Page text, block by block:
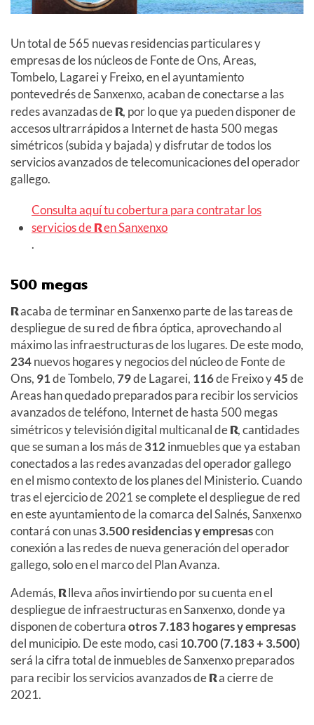
Un total de 565 nuevas residencias particulares y
empresas de los núcleos de Fonte de Ons, Areas,
Tombelo, Lagarei y Freixo, en el ayuntamiento
pontevedrés de Sanxenxo, acaban de conectarse a las
redes avanzadas deR, por lo que ya pueden disponer de
accesos ultrarrápidos a Internet de hasta 500 megas
simétricos (subida y bajada) y disfrutar de todos los
servicios avanzados de telecomunicaciones del operador
gallego.
Consulta aquí tu cobertura para contratar los
servicios deRen Sanxenxo
.
500 megas
Racaba de terminar en Sanxenxo parte de las tareas de
despliegue de su red de fibra óptica, aprovechando al
máximo las infraestructuras de los lugares. De este modo,
234nuevos hogares y negocios del núcleo de Fonte de
Ons, 91de Tombelo,79de Lagarei, 116de Freixo y45de
Areas han quedado preparados para recibir los servicios
avanzados de teléfono, Internet de hasta 500 megas
simétricos y televisión digital multicanal deR, cantidades
que se suman a los más de312 inmuebles que ya estaban
conectados a las redes avanzadas del operador gallego
en el mismo contexto de los planes del Ministerio. Cuando
tras el ejercicio de 2021 se complete el despliegue de red
en este ayuntamiento de la comarca del Salnés, Sanxenxo
contará con unas3.500 residencias y empresascon
conexión a las redes de nueva generación del operador
gallego, solo en el marco del Plan Avanza.
Además, Rlleva años invirtiendo por su cuenta en el
despliegue de infraestructuras en Sanxenxo, donde ya
disponen de coberturaotros 7.183 hogares y empresas
del municipio. De este modo, casi10.700 (7.183 + 3.500)
será la cifra total de inmuebles de Sanxenxo preparados
para recibir los servicios avanzados deRa cierre de
2021.